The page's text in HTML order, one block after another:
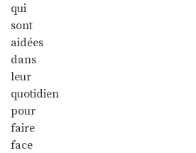
qui
sont
aidées
dans
leur
quotidien
pour
faire
face